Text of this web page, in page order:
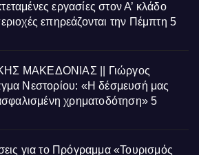
εργασίες στον Α’ κλάδο
επηρεάζονται την Πέμπτη 5
ΜΑΚΕΔΟΝΙΑΣ || Γιώργος
Νεστορίου: «Η δέσμευσή μας
χρηματοδότηση» 5
για το Πρόγραμμα «Τουρισμός